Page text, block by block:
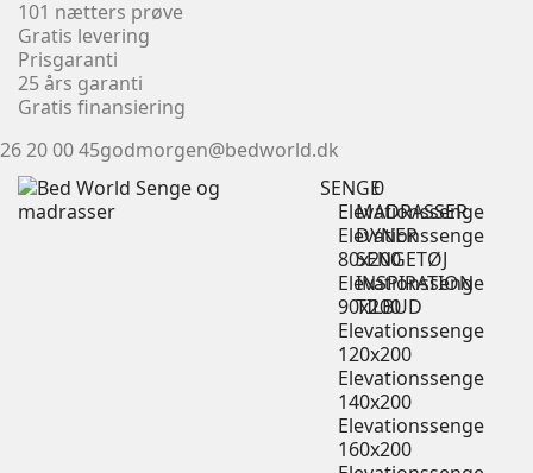
101 nætters prøve
Gratis levering
Prisgaranti
25 års garanti
Gratis finansiering
26 20 00 45godmorgen@bedworld.dk
SENGE
Elevationssenge
Elevationssenge
80x200
Elevationssenge
90x200
Elevationssenge
120x200
Elevationssenge
140x200
Elevationssenge
160x200
MADRASSER
DYNER
SENGETØJ
INSPIRATION
TILBUD
0